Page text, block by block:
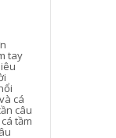
tay
cá
câu
tầm